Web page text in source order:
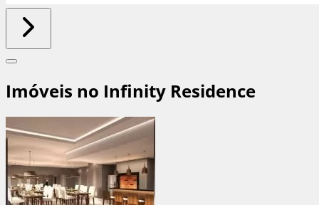
Imóveis no Infinity Residence